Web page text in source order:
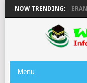
NOW TRENDING:
JADWAL
Menu